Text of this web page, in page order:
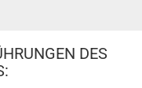
DES